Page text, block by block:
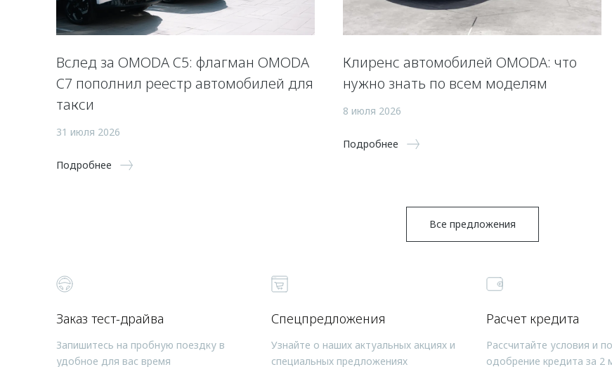
Вслед за OMODA C5: флагман OMODA
C7 пополнил реестр автомобилей для
такси
31 июля 2026
Подробнее
Клиренс автомобилей OMODA: что
нужно знать по всем моделям
8 июля 2026
Подробнее
Все предложения
Заказ тест-драйва
Запишитесь на пробную поездку в
удобное для вас время
Спецпредложения
Узнайте о наших актуальных акциях и
специальных предложениях
Расчет кредита
Рассчитайте условия и
одобрение кредита за 2